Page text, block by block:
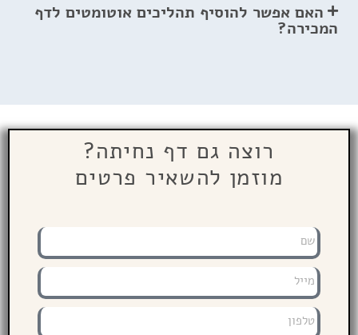
האם אפשר להוסיף תהליכים אוטומטים לדף
המכירה?
רוצה גם דף נחיתה?
מוזמן להשאיר פרטים